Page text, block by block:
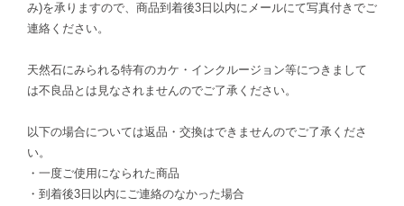
み)を承りますので、商品到着後3日以内にメールにて写真付きでご
連絡ください。
天然石にみられる特有のカケ・インクルージョン等につきまして
は不良品とは見なされませんのでご了承ください。
以下の場合については返品・交換はできませんのでご了承くださ
い。
・一度ご使用になられた商品
・到着後3日以内にご連絡のなかった場合